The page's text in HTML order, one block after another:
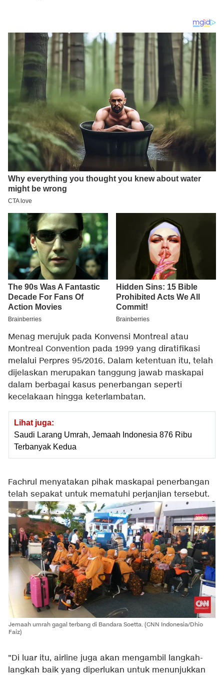
Menag merujuk pada Konvensi Montreal atau
Montreal Convention pada 1999 yang diratifikasi
melalui Perpres 95/2016. Dalam ketentuan itu, telah
dijelaskan merupakan tanggung jawab maskapai
dalam berbagai kasus penerbangan seperti
kecelakaan hingga keterlambatan.
Lihat juga:
Saudi Larang Umrah, Jemaah Indonesia 876 Ribu
Terbanyak Kedua
Fachrul menyatakan pihak maskapai penerbangan
telah sepakat untuk mematuhi perjanjian tersebut.
Jemaah umrah gagal terbang di Bandara Soetta. (CNN Indonesia/Dhio
Faiz)
"Di luar itu, airline juga akan mengambil langkah-
langkah baik yang diperlukan untuk menunjukkan